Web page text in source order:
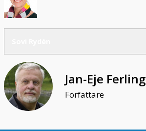
Jan-Eje Ferling
Författare